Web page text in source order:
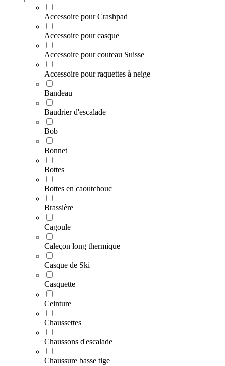
Accessoire pour Crashpad
Accessoire pour casque
Accessoire pour couteau Suisse
Accessoire pour raquettes à neige
Bandeau
Baudrier d'escalade
Bob
Bonnet
Bottes
Bottes en caoutchouc
Brassière
Cagoule
Caleçon long thermique
Casque de Ski
Casquette
Ceinture
Chaussettes
Chaussons d'escalade
Chaussure basse tige